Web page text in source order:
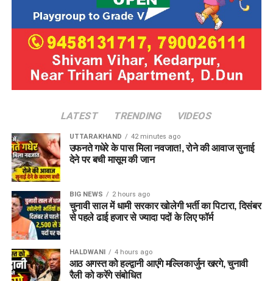
LATEST TRENDING VIDEOS
UTTARAKHAND 42 minutes ago
उफनते गधेरे के पास मिला नवजात!, रोने की आवाज सुनाई
देने पर बची मासूम की जान
BIG NEWS 2 hours ago
चुनावी साल में धामी सरकार खोलेगी भर्ती का पिटारा, दिसंबर
से पहले ढाई हजार से ज्यादा पदों के लिए फॉर्म
HALDWANI 4 hours ago
आठ अगस्त को हल्द्वानी आएंगे मल्लिकार्जुन खरगे, चुनावी
रैली को करेंगे संबोधित